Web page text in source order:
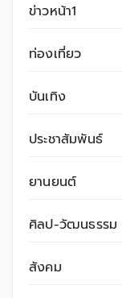
ข่าวหน้า1
ท่องเที่ยว
บันเทิง
ประชาสัมพันธ์
ยานยนต์
ศิลป-วัฒนธรรม
สังคม